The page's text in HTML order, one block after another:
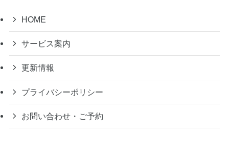
HOME
サービス案内
更新情報
プライバシーポリシー
お問い合わせ・ご予約